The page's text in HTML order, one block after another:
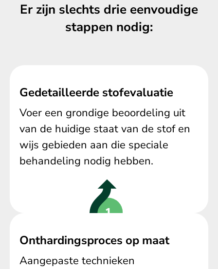
Er zijn slechts drie eenvoudige
stappen nodig:
Gedetailleerde stofevaluatie
Voer een grondige beoordeling uit
van de huidige staat van de stof en
wijs gebieden aan die speciale
behandeling nodig hebben.
Onthardingsproces op maat
Aangepaste technieken